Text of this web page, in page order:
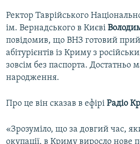
ІНФОГРАФІКА
ДОЛУЧАЙСЯ!
Усі сайти RFE/RL
Ректор Таврійського
ім. Вернадського в Києві
повідомив, що ВНЗ готовий
абітурієнтів із Криму з
зовсім без паспорта. Достатньо
народження.
Про це він сказав в ефірі Радіо
«Зрозуміло, що за довгий час,
окупації, в Криму виросло нове